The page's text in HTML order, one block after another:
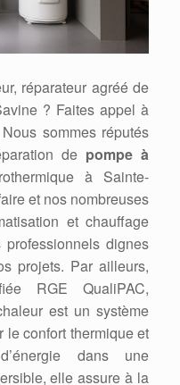
réparateur agréé de
? Faites appel à
sommes réputés
de pompe à
à Sainte-
et nos nombreuses
et chauffage
dignes
projets. Par ailleurs,
RGE QualiPAC,
est un système
le confort thermique et
dans une
elle assure à la